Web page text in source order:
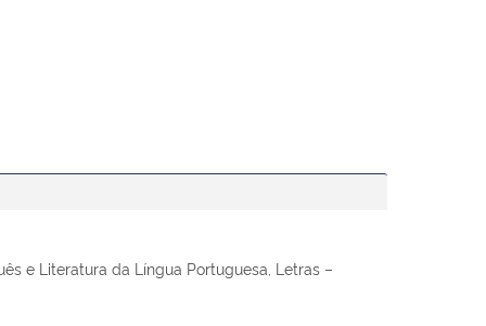
e Literatura da Língua Portuguesa, Letras –